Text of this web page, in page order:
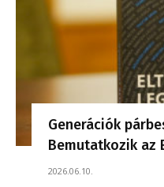
Generációk
Bemutatkozik az
2026.06.10.